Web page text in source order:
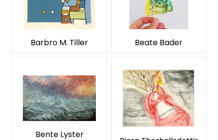
Barbro M. Tiller Beate Bader
Bente Lyster